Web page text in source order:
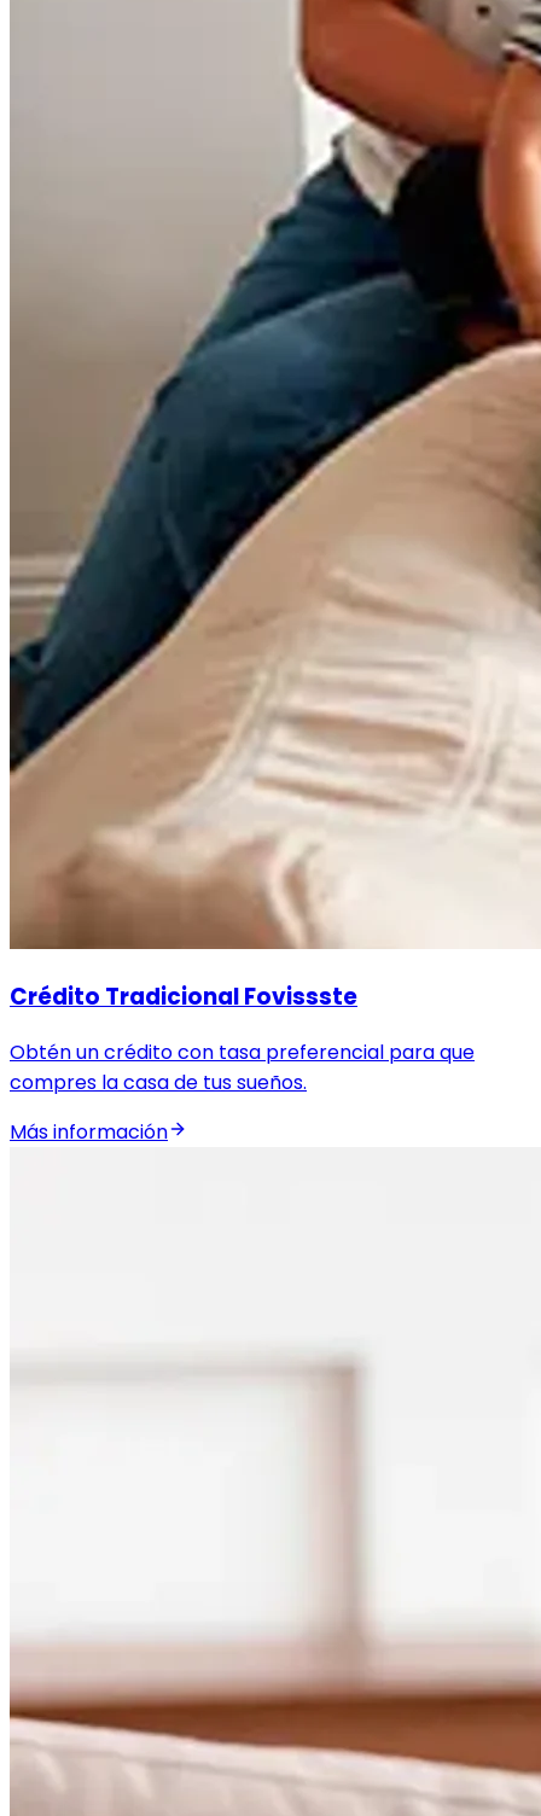
Crédito Tradicional Fovissste
Obtén un crédito con tasa preferencial para que
compres la casa de tus sueños.
Más información